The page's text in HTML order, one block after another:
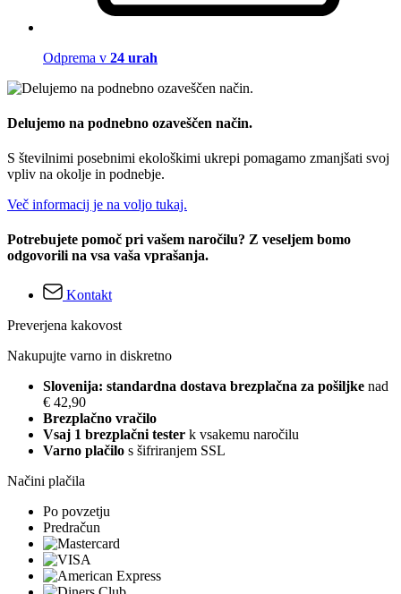
Odprema v 24 urah
Delujemo na podnebno ozaveščen način.
S številnimi posebnimi ekološkimi ukrepi pomagamo zmanjšati svoj
vpliv na okolje in podnebje.
Več informacij je na voljo tukaj.
Potrebujete pomoč pri vašem naročilu? Z veseljem bomo
odgovorili na vsa vaša vprašanja.
Kontakt
Preverjena kakovost
Nakupujte varno in diskretno
Slovenija: standardna dostava brezplačna za pošiljke nad
€ 42,90
Brezplačno vračilo
Vsaj 1 brezplačni tester k vsakemu naročilu
Varno plačilo s šifriranjem SSL
Načini plačila
Po povzetju
Predračun